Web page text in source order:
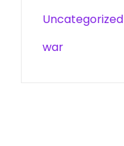
Uncategorized
war